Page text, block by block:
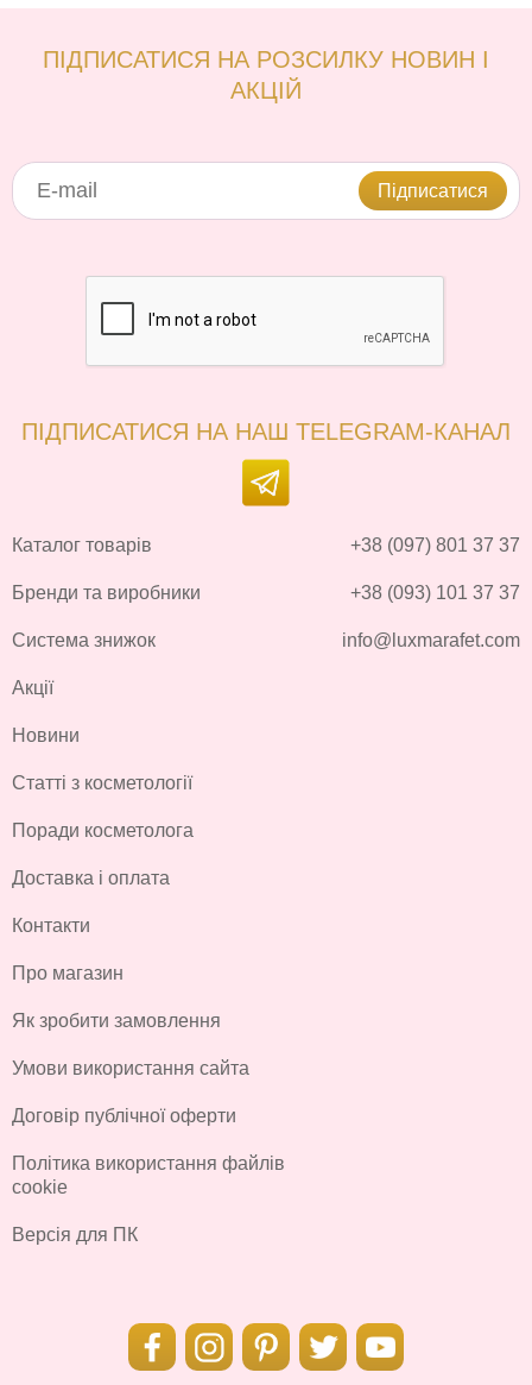
ПІДПИСАТИСЯ НА РОЗСИЛКУ НОВИН І
АКЦІЙ
Підписатися
ПІДПИСАТИСЯ НА НАШ TELEGRAM-КАНАЛ
Каталог товарів
Бренди та виробники
Система знижок
Акції
Новини
Статті з косметології
Поради косметолога
Доставка і оплата
Контакти
Про магазин
Як зробити замовлення
Умови використання сайта
Договір публічної оферти
Політика використання файлів
cookie
Версія для ПК
+38 (097) 801 37 37
+38 (093) 101 37 37
info@luxmarafet.com